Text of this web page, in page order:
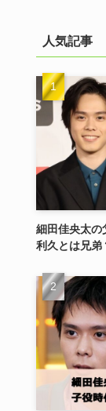
人気記事
細田佳央太の
利久とは兄弟